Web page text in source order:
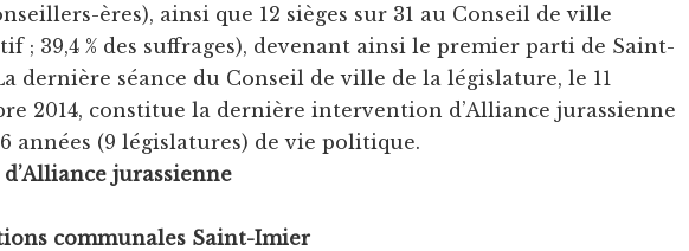
ères), ainsi que 12 sièges sur 31 au Conseil de ville
; 39,4 % des suffrages), devenant ainsi le premier parti de Saint-
dernière séance du Conseil de ville de la législature, le 11
2014, constitue la dernière intervention d’Alliance jurassienne
années (9 législatures) de vie politique.
jurassienne
communales Saint-Imier